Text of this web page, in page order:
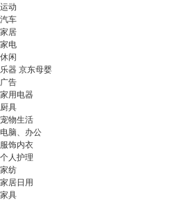
运动
汽车
家居
家电
休闲
乐器 京东母婴
广告
家用电器
厨具
宠物生活
电脑、办公
服饰内衣
个人护理
家纺
家居日用
家具